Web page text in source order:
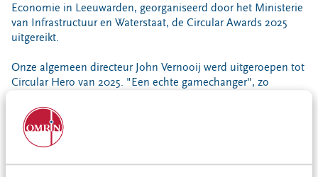
Contact
Storing, klacht of vraag
VeeIgestelde vragen
Locaties
Werken bij
Economie in Leeuwarden, georganiseerd door het Ministerie
van Infrastructuur en Waterstaat, de Circular Awards 2025
uitgereikt.
Onze algemeen directeur John Vernooij werd uitgeroepen tot
Circular Hero van 2025. "Een echte gamechanger", zo
jarenlange inzet voor de circulaire economie, waaronder
mede-oprichter van de Vereniging Circulair Friesland.